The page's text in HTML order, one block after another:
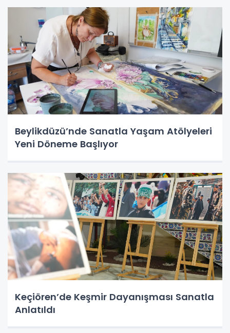
Beylikdüzü’nde Sanatla Yaşam Atölyeleri
Yeni Döneme Başlıyor
Keçiören’de Keşmir Dayanışması Sanatla
Anlatıldı